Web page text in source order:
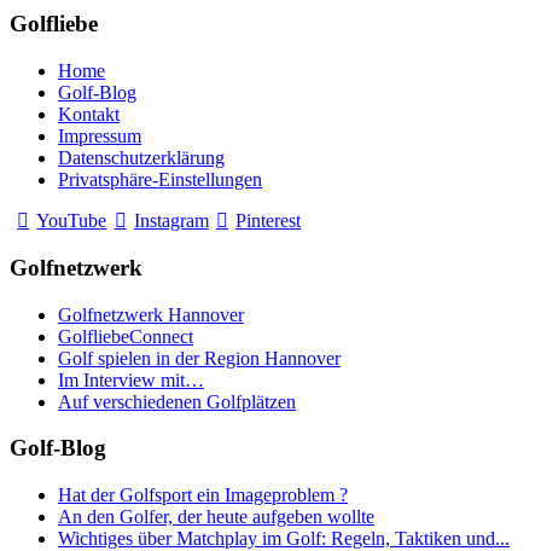
Golfliebe
Home
Golf-Blog
Kontakt
Impressum
Datenschutzerklärung
Privatsphäre-Einstellungen
YouTube
Instagram Pinterest
Golfnetzwerk
Golfnetzwerk Hannover
GolfliebeConnect
Golf spielen in der Region Hannover
Im Interview mit…
Auf verschiedenen Golfplätzen
Golf-Blog
Hat der Golfsport ein Imageproblem ?
An den Golfer, der heute aufgeben wollte
Wichtiges über Matchplay im Golf: Regeln, Taktiken und...